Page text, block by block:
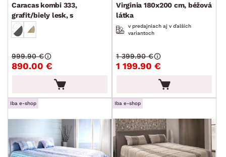
Caracas kombi 333,
grafit/biely lesk, s
osvetlením
890.00 €
999.90 €
Virginia 180x200 cm, béžová
látka
v predajniach aj v ďalších
variantoch
1 199.90 €
1 399.90 €
Iba e-shop Iba e-shop